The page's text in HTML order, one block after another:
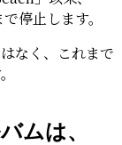
停止します。
なく、これまで
ムは、